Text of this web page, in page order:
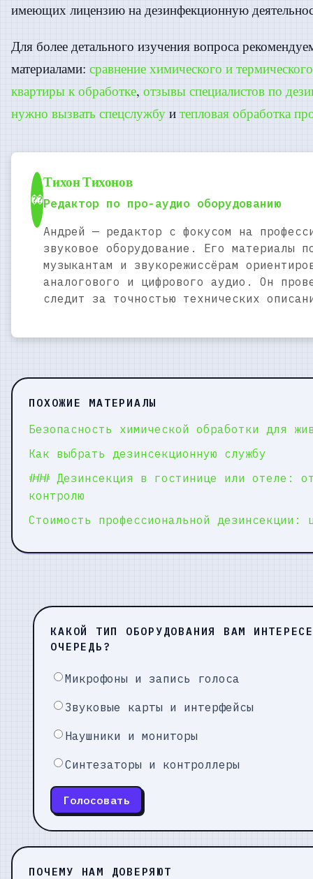
имеющих лицензию на дезинфекционную
Для более детального изучения вопроса
материалами: сравнение химического и
квартиры к обработке, отзывы специалистов по
нужно вызвать спецслужбу и тепловая обработка
��
Тихон Тихонов
Редактор по про-аудио оборудованию
Андрей — редактор с фокусом на
звуковое оборудование. Его материалы
музыкантам и звукорежиссёрам
аналогового и цифрового аудио. Он
следит за точностью технических
ПОХОЖИЕ МАТЕРИАЛЫ
Безопасность химической обработки для
Как выбрать дезинсекционную службу
### Дезинсекция в гостинице или отеле:
контролю
Стоимость профессиональной дезинсекции:
КАКОЙ ТИП ОБОРУДОВАНИЯ ВАМ
ОЧЕРЕДЬ?
Микрофоны и запись голоса
Звуковые карты и интерфейсы
Наушники и мониторы
Синтезаторы и контроллеры
Голосовать
ПОЧЕМУ НАМ ДОВЕРЯЮТ